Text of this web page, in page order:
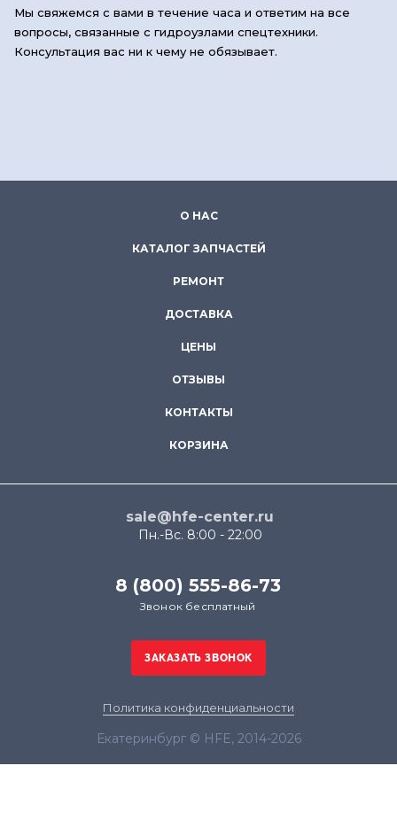
Мы свяжемся с вами в течение часа и ответим на все
вопросы, связанные с гидроузлами спецтехники.
Консультация вас ни к чему не обязывает.
О НАС
КАТАЛОГ ЗАПЧАСТЕЙ
РЕМОНТ
ДОСТАВКА
ЦЕНЫ
ОТЗЫВЫ
КОНТАКТЫ
КОРЗИНА
sale@hfe-center.ru
Пн.-Вс. 8:00 - 22:00
8 (800) 555-86-73
Звонок бесплатный
Политика конфиденциальности
Екатеринбург © HFE, 2014-2026